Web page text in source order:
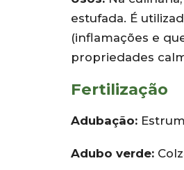
estufada. É
(inflamações e
propriedades
Fertilização
Adubação:
Adubo verde: